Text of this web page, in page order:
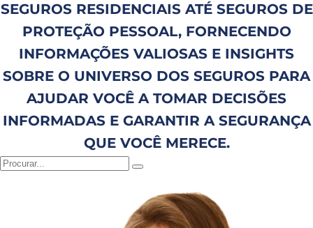
SEGUROS RESIDENCIAIS ATÉ SEGUROS DE
PROTEÇÃO PESSOAL, FORNECENDO
INFORMAÇÕES VALIOSAS E INSIGHTS
SOBRE O UNIVERSO DOS SEGUROS PARA
AJUDAR VOCÊ A TOMAR DECISÕES
INFORMADAS E GARANTIR A SEGURANÇA
QUE VOCÊ MERECE.